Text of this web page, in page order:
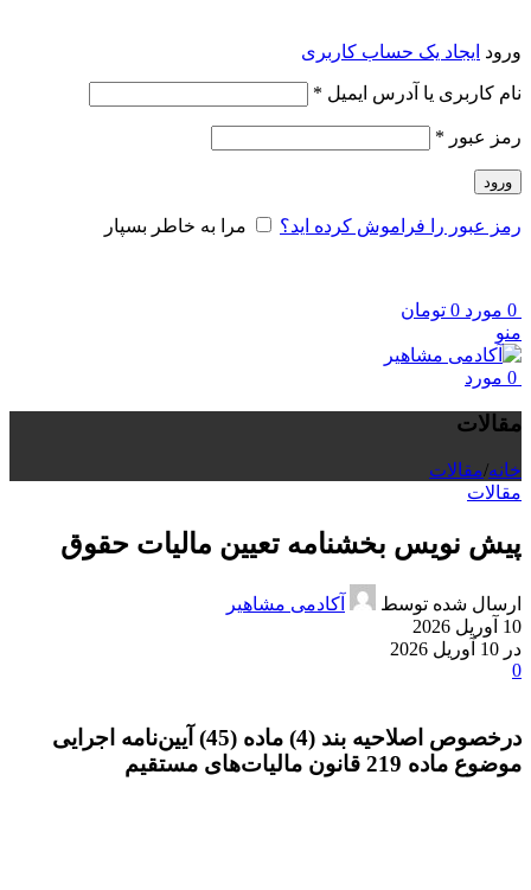
ورود ایجاد یک حساب کاربری
نام کاربری یا آدرس ایمیل *
رمز عبور *
ورود
رمز عبور را فراموش کرده اید؟ مرا به خاطر بسپار
0 مورد 0 تومان
منو
0 مورد
مقالات
خانه/مقالات
مقالات
پیش نویس بخشنامه تعیین مالیات حقوق
ارسال شده توسط
آکادمی مشاهیر
10 آوریل 2026
در 10 آوریل 2026
0
درخصوص اصلاحیه بند (4) ماده (45) آیین‌نامه اجرایی
موضوع ماده 219 قانون مالیات‌های مستقیم